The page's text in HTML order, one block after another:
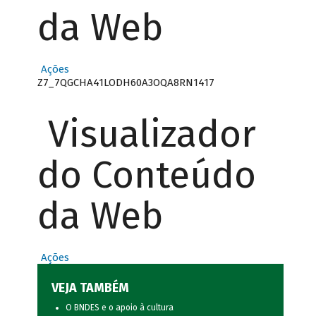
da Web
Ações
Z7_7QGCHA41LODH60A3OQA8RN1417
Visualizador
do Conteúdo
da Web
Ações
VEJA TAMBÉM
O BNDES e o apoio à cultura